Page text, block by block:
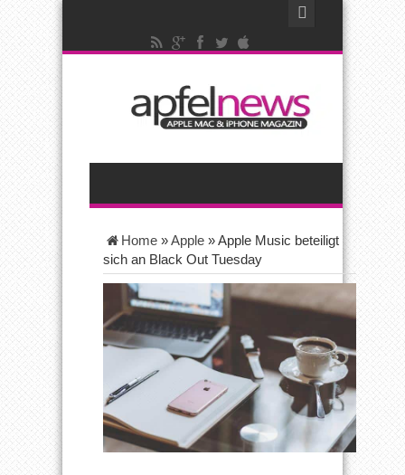
Home »Apple »Apple Music beteiligt
sich an Black Out Tuesday